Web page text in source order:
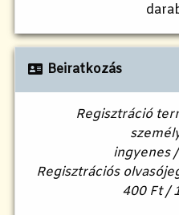
Beiratkozás
Regisztráció
ingyenes
Regisztrációs
400 Ft /